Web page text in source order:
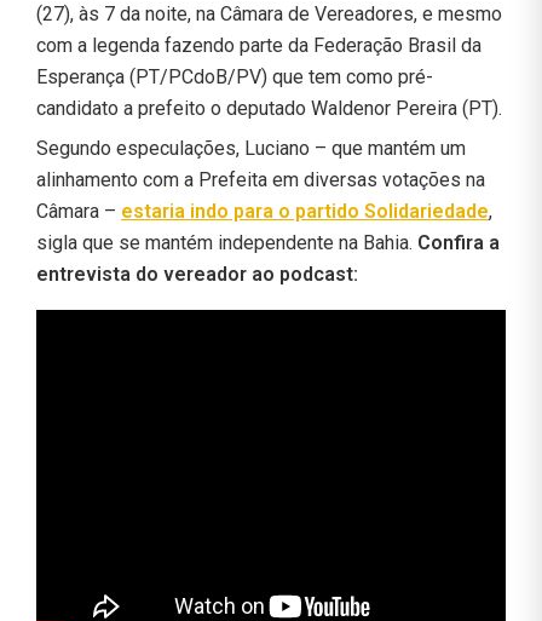
(27), às 7 da noite, na Câmara de Vereadores, e mesmo
com a legenda fazendo parte da Federação Brasil da
Esperança (PT/PCdoB/PV) que tem como pré-
candidato a prefeito o deputado Waldenor Pereira (PT).
Segundo especulações, Luciano – que mantém um
alinhamento com a Prefeita em diversas votações na
Câmara – estaria indo para o partido Solidariedade,
sigla que se mantém independente na Bahia. Confira a
entrevista do vereador ao podcast: